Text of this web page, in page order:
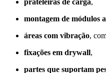
montagem de módulos
áreas com vibração,
fixações em drywall,
partes que suportam